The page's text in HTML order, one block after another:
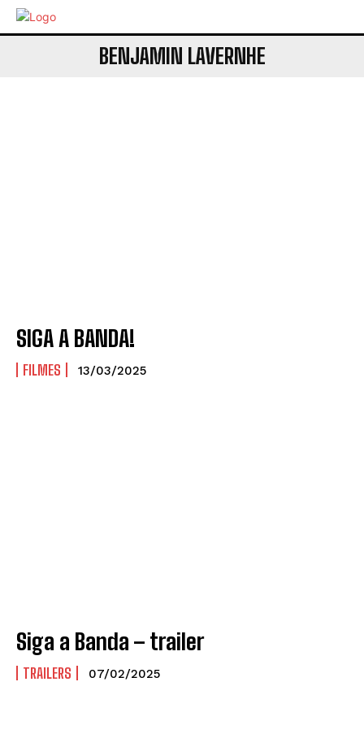
BENJAMIN LAVERNHE
SIGA A BANDA!
FILMES 13/03/2025
Siga a Banda – trailer
TRAILERS 07/02/2025